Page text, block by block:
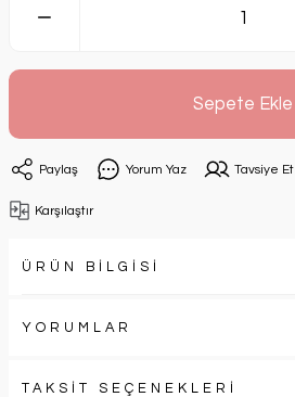
Sepete Ekle
Paylaş Yorum Yaz Tavsiye Et
Karşılaştır
ÜRÜN BİLGİSİ
YORUMLAR
TAKSİT SEÇENEKLERİ